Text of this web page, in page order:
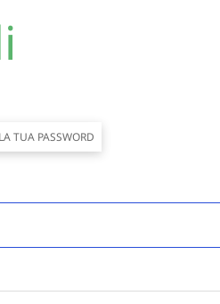
TUA PASSWORD